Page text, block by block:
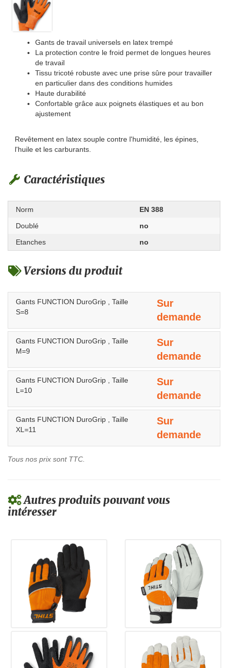
Gants de travail universels en latex trempé
La protection contre le froid permet de longues heures
de travail
Tissu tricoté robuste avec une prise sûre pour travailler
en particulier dans des conditions humides
Haute durabilité
Confortable grâce aux poignets élastiques et au bon
ajustement
Revêtement en latex souple contre l'humidité, les épines,
l'huile et les carburants.
Caractéristiques
Norm
EN 388
Doublé
no
Etanches
no
Versions du produit
Gants FUNCTION DuroGrip , Taille
S=8
Sur
demande
Gants FUNCTION DuroGrip , Taille
M=9
Sur
demande
Gants FUNCTION DuroGrip , Taille
L=10
Sur
demande
Gants FUNCTION DuroGrip , Taille
XL=11
Sur
demande
Tous nos prix sont TTC.
Autres produits pouvant vous
intéresser